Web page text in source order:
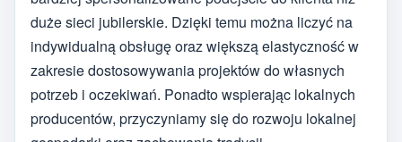
duże sieci jubilerskie. Dzięki temu można liczyć na
indywidualną obsługę oraz większą elastyczność w
zakresie dostosowywania projektów do własnych
potrzeb i oczekiwań. Ponadto wspierając lokalnych
producentów, przyczyniamy się do rozwoju lokalnej